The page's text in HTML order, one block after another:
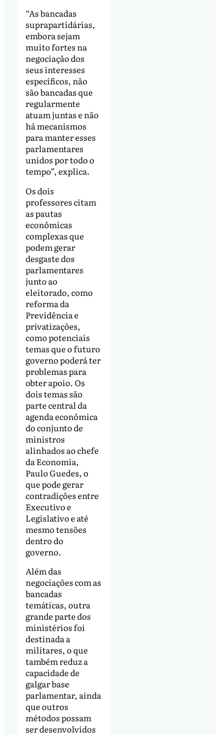
“As bancadas
suprapartidárias,
embora sejam
muito fortes na
negociação dos
seus interesses
específicos, não
são bancadas que
regularmente
atuam juntas e não
há mecanismos
para manter esses
parlamentares
unidos por todo o
tempo”, explica.
Os dois
professores citam
as pautas
econômicas
complexas que
podem gerar
desgaste dos
parlamentares
junto ao
eleitorado, como
reforma da
Previdência e
privatizações,
como potenciais
temas que o futuro
governo poderá ter
problemas para
obter apoio. Os
dois temas são
parte central da
agenda econômica
do conjunto de
ministros
alinhados ao chefe
da Economia,
Paulo Guedes, o
que pode gerar
contradições entre
Executivo e
Legislativo e até
mesmo tensões
dentro do
governo.
Além das
negociações com as
bancadas
temáticas, outra
grande parte dos
ministérios foi
destinada a
militares, o que
também reduz a
capacidade de
galgar base
parlamentar, ainda
que outros
métodos possam
ser desenvolvidos